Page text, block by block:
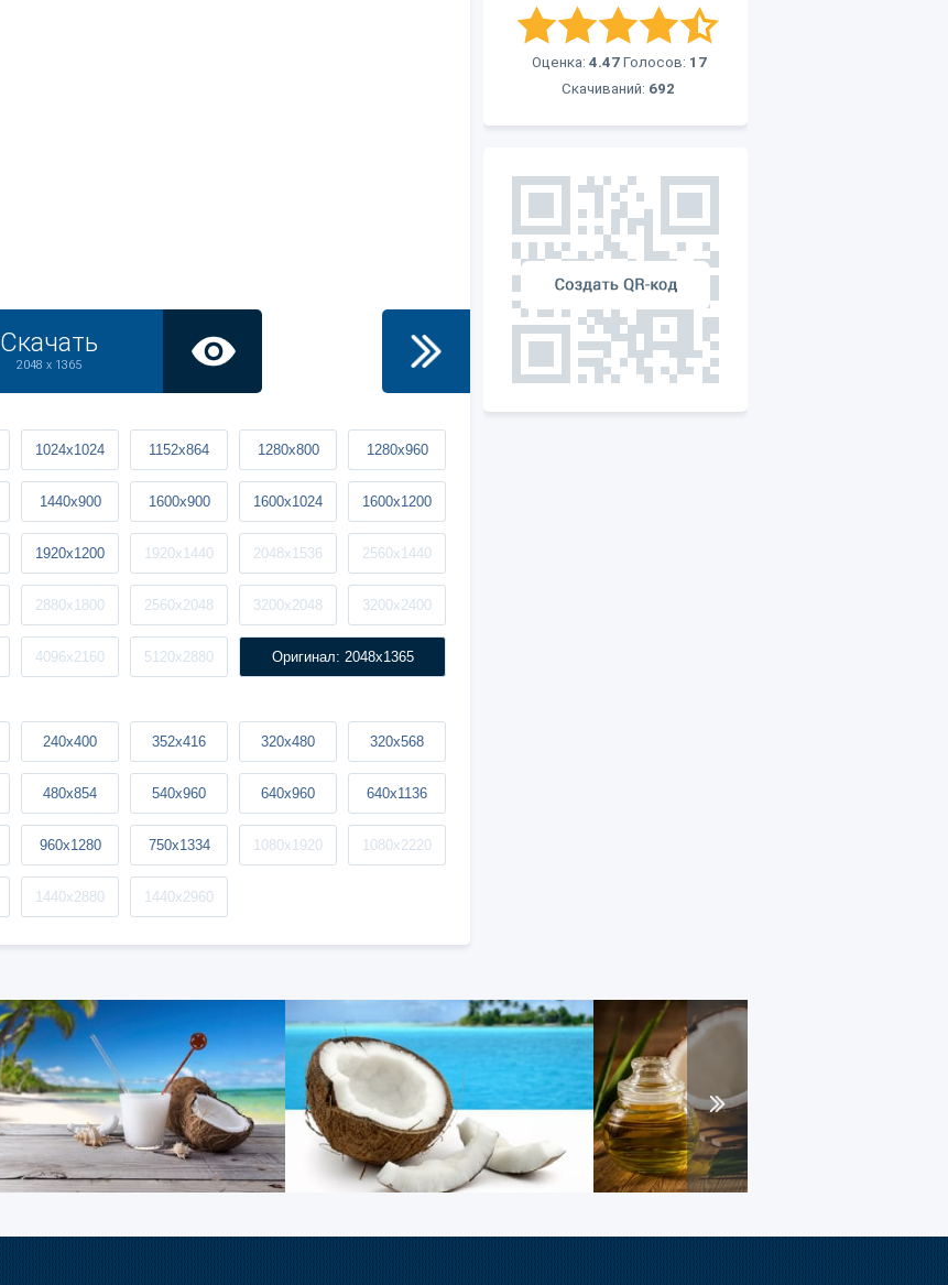
Оценка: 4.47 Голосов: 17
Скачиваний: 692
Скачать
2048 x 1365
1024x1024 1152x864 1280x800 1280x960
1440x900 1600x900 1600x1024 1600x1200
1920x1200 1920x1440 2048x1536 2560x1440
2880x1800 2560x2048 3200x2048 3200x2400
4096x2160 5120x2880 Оригинал: 2048x1365
240x400 352x416 320x480 320x568
480x854 540x960 640x960 640x1136
960x1280 750x1334 1080x1920 1080x2220
1440x2880 1440x2960